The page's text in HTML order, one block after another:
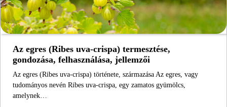
Az egres (Ribes uva-crispa) termesztése,
gondozása, felhasználása, jellemzői
Az egres (Ribes uva-crispa) története, származása Az egres, vagy
tudományos nevén Ribes uva-crispa, egy zamatos gyümölcs,
amelynek…